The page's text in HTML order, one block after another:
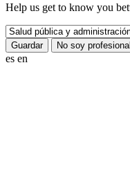
Help us get to know you
es en